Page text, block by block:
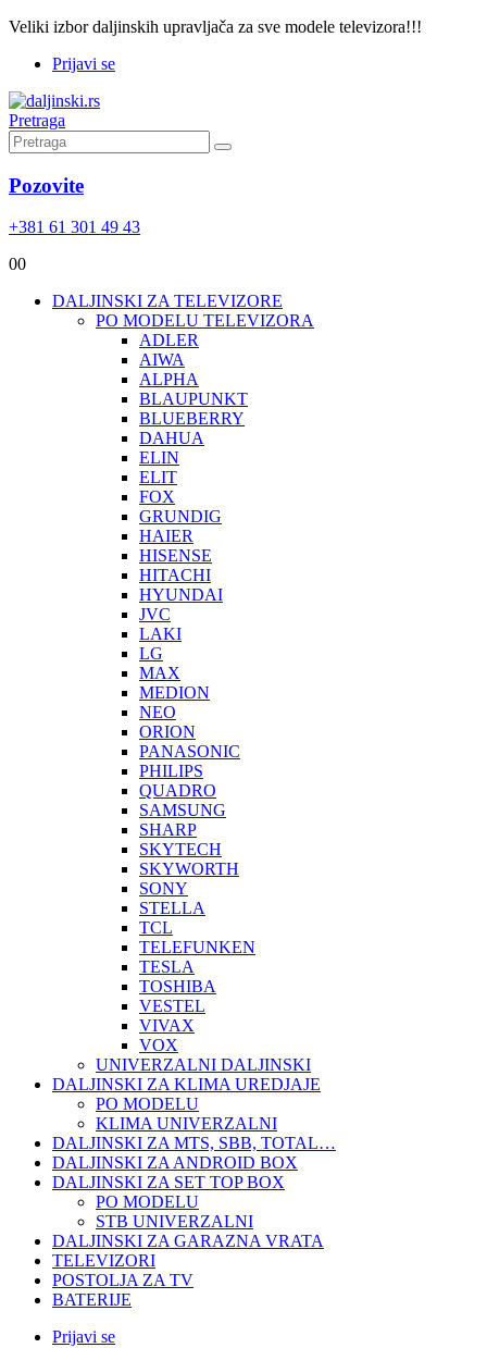
Veliki izbor daljinskih upravljača za sve modele televizora!!!
Prijavi se
Pretraga
Pozovite
+381 61 301 49 43
00
DALJINSKI ZA TELEVIZORE
PO MODELU TELEVIZORA
ADLER
AIWA
ALPHA
BLAUPUNKT
BLUEBERRY
DAHUA
ELIN
ELIT
FOX
GRUNDIG
HAIER
HISENSE
HITACHI
HYUNDAI
JVC
LAKI
LG
MAX
MEDION
NEO
ORION
PANASONIC
PHILIPS
QUADRO
SAMSUNG
SHARP
SKYTECH
SKYWORTH
SONY
STELLA
TCL
TELEFUNKEN
TESLA
TOSHIBA
VESTEL
VIVAX
VOX
UNIVERZALNI DALJINSKI
DALJINSKI ZA KLIMA UREDJAJE
PO MODELU
KLIMA UNIVERZALNI
DALJINSKI ZA MTS, SBB, TOTAL…
DALJINSKI ZA ANDROID BOX
DALJINSKI ZA SET TOP BOX
PO MODELU
STB UNIVERZALNI
DALJINSKI ZA GARAZNA VRATA
TELEVIZORI
POSTOLJA ZA TV
BATERIJE
Prijavi se